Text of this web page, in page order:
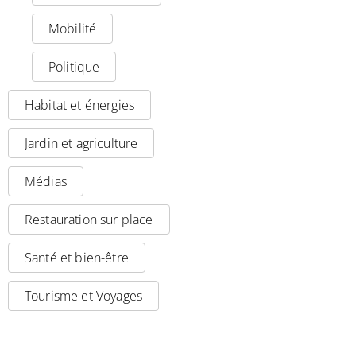
Mobilité
Politique
Habitat et énergies
Jardin et agriculture
Médias
Restauration sur place
Santé et bien-être
Tourisme et Voyages